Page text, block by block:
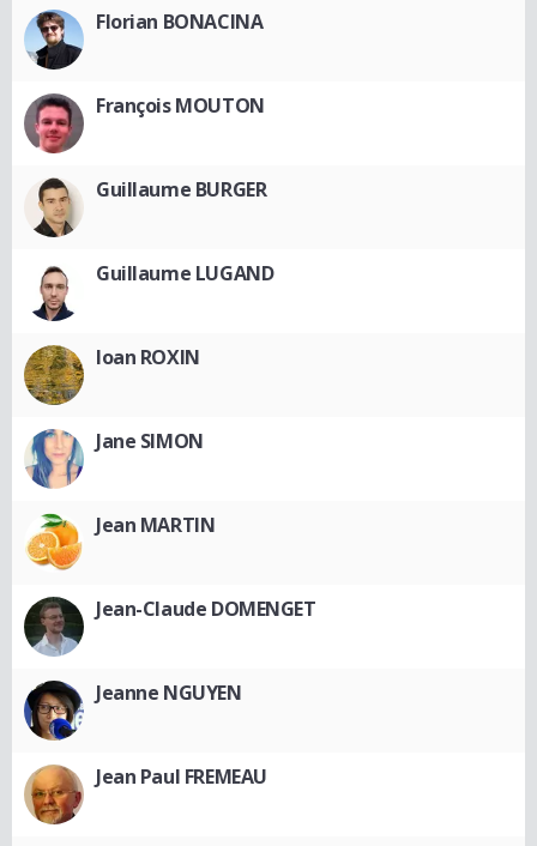
Florian BONACINA
François MOUTON
Guillaume BURGER
Guillaume LUGAND
Ioan ROXIN
Jane SIMON
Jean MARTIN
Jean-Claude DOMENGET
Jeanne NGUYEN
Jean Paul FREMEAU